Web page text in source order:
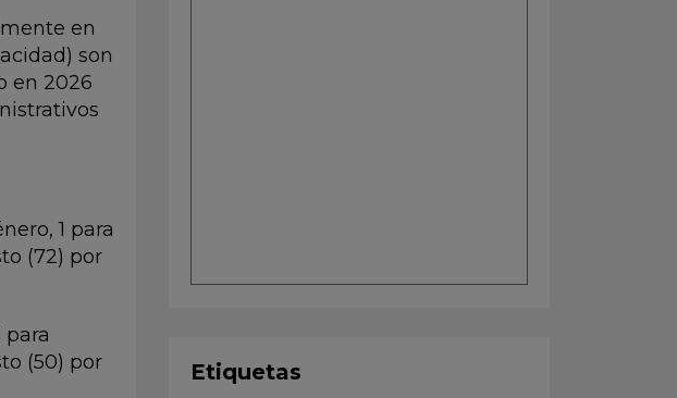
en
son
en 2026
1 para
(72) por
para
(50) por
Etiquetas